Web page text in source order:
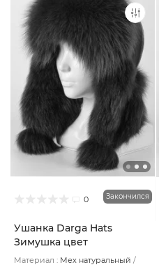
0 Закончился
Ушанка Darga Hats
Зимушка цвет
Изумрудный размер 57-58
Материал : Мех натуральный